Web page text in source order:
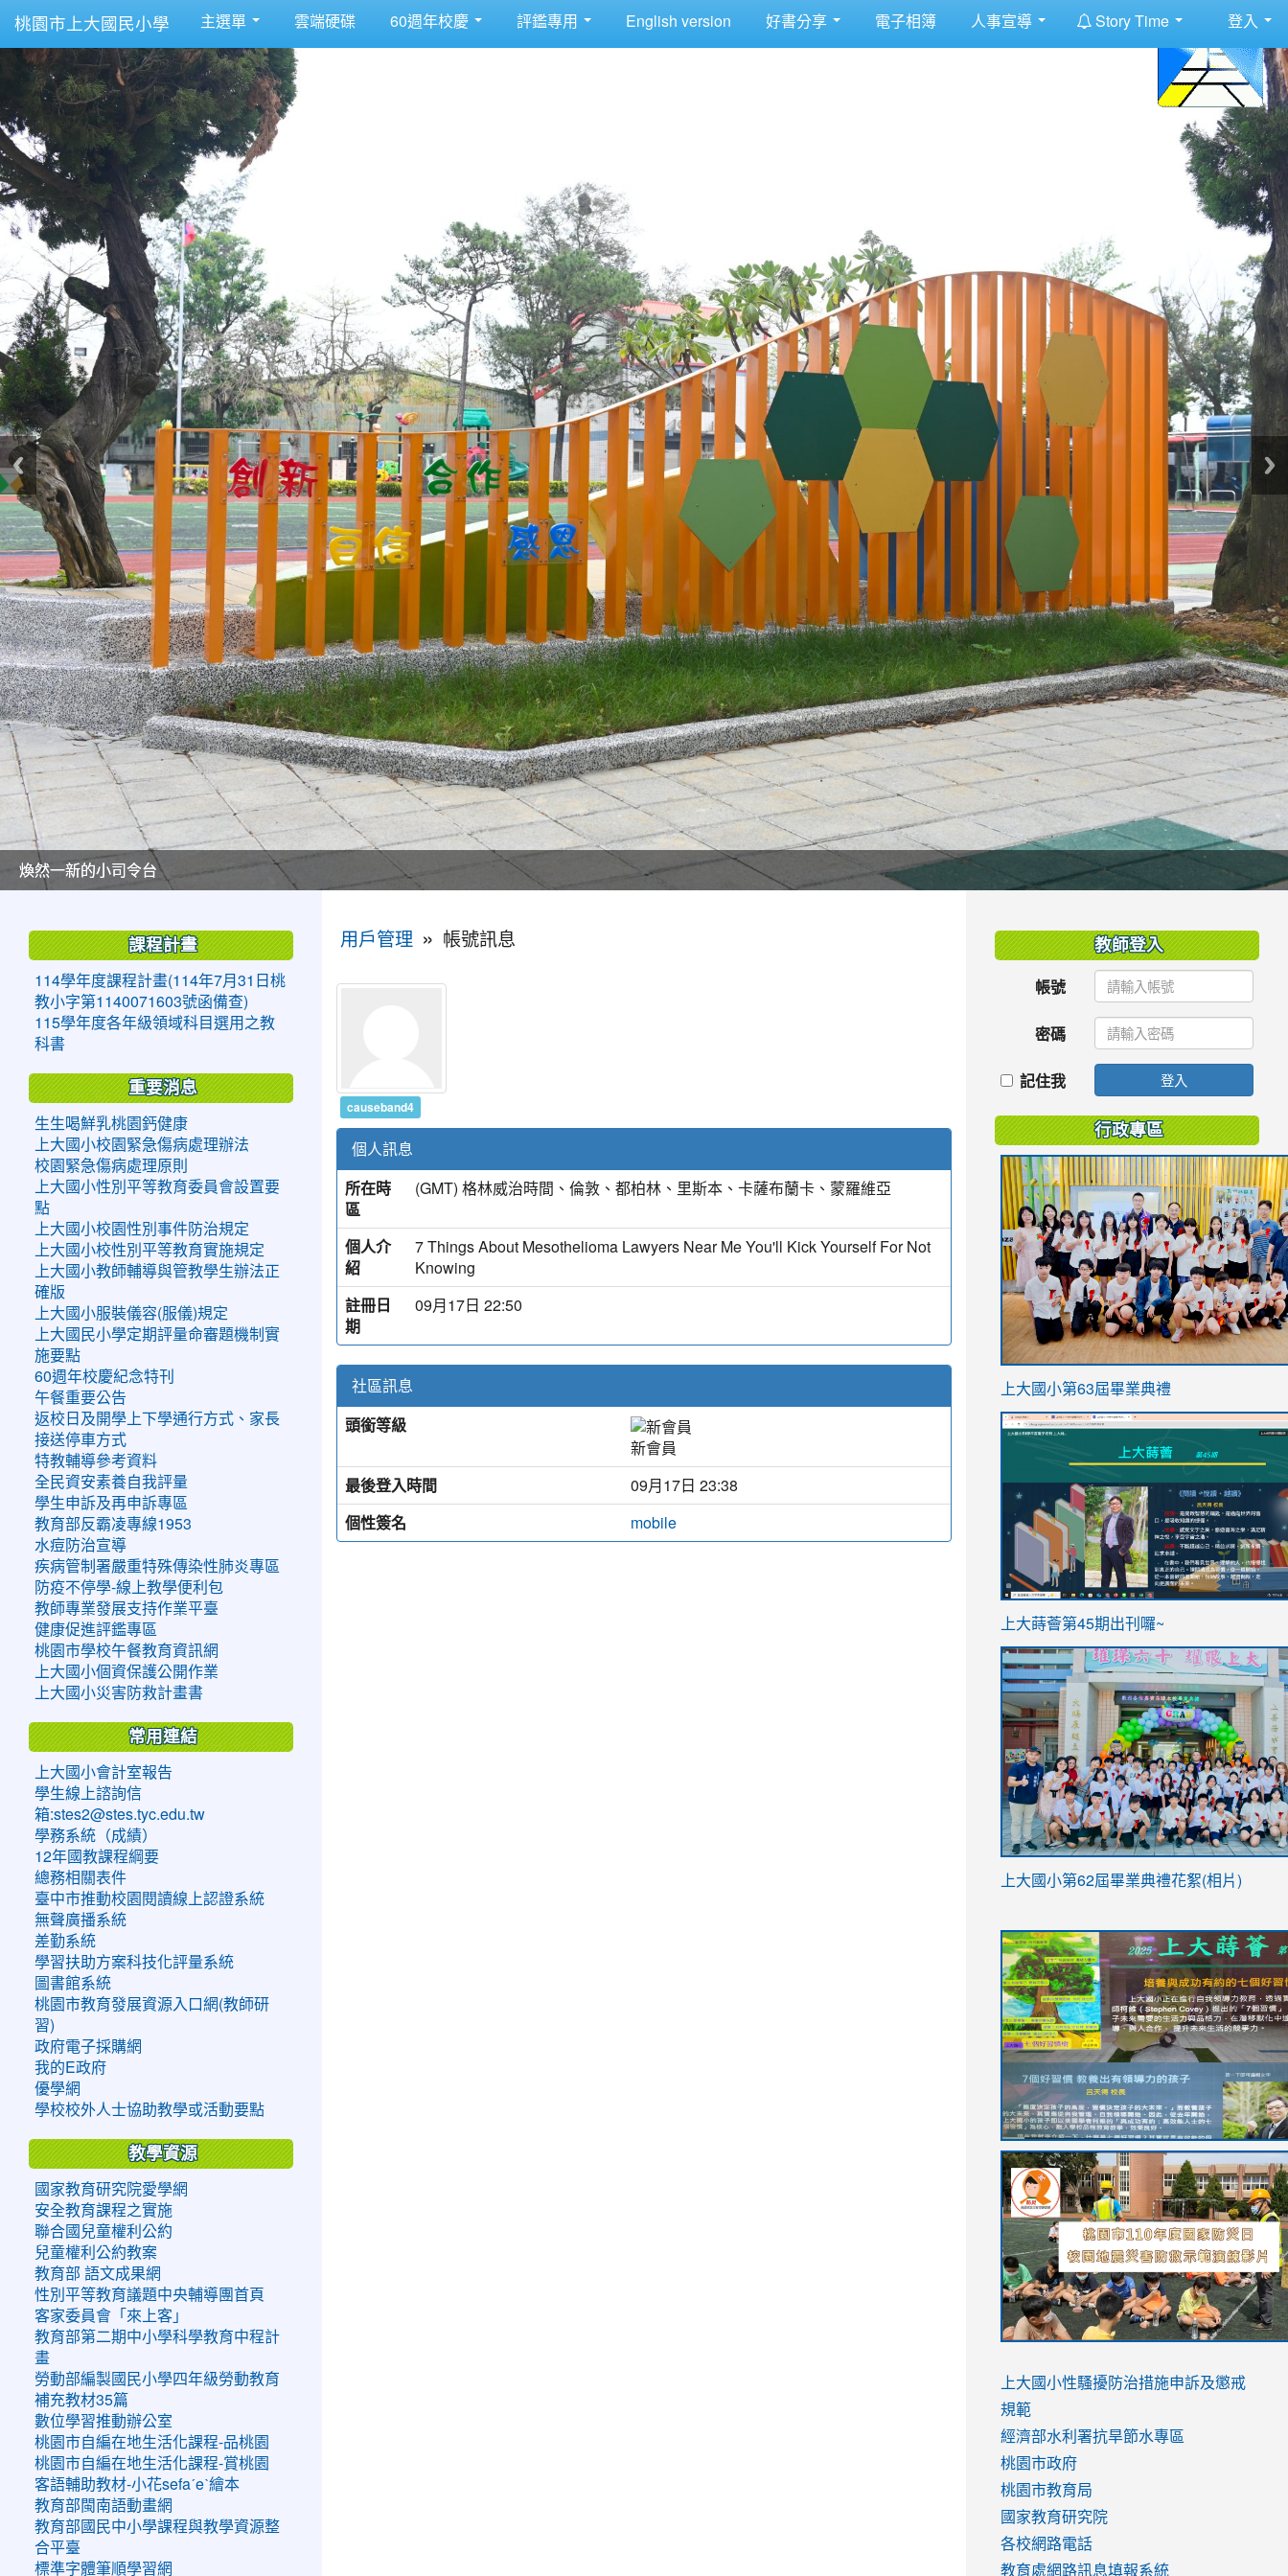
桃園市上大國民小學 主選單 雲端硬碟 60週年校慶 評鑑專用 English version 好書分享 電子相簿 人事宣導 Story Time 登入
美麗的操場是我們活力的來源
美麗的操場是我們活力的來源
煥然一新的小司令台
煥然一新的小司令台
富含桃園埤塘田園風光意象的中廊
富含桃園埤塘田園風光意象的中廊
嶄新的中庭廣場
嶄新的中庭廣場
水生池生生不息
水生池生生不息
用戶管理 » 帳號訊息
causeband4
個人訊息
所在時
區
(GMT) 格林威治時間、倫敦、都柏林、里斯本、卡薩布蘭卡、蒙羅維亞
個人介
紹
7 Things About Mesothelioma Lawyers Near Me You'll Kick Yourself For Not
Knowing
註冊日
期
09月17日 22:50
社區訊息
頭銜等級
新會員
最後登入時間
09月17日 23:38
個性簽名
mobile
課程計畫
114學年度課程計畫(114年7月31日桃
教小字第1140071603號函備查)
115學年度各年級領域科目選用之教
科書
重要消息
生生喝鮮乳桃園鈣健康
上大國小校園緊急傷病處理辦法
校園緊急傷病處理原則
上大國小性別平等教育委員會設置要
點
上大國小校園性別事件防治規定
上大國小校性別平等教育實施規定
上大國小教師輔導與管教學生辦法正
確版
上大國小服裝儀容(服儀)規定
上大國民小學定期評量命審題機制實
施要點
60週年校慶紀念特刊
午餐重要公告
返校日及開學上下學通行方式、家長
接送停車方式
特教輔導參考資料
全民資安素養自我評量
學生申訴及再申訴專區
教育部反霸凌專線1953
水痘防治宣導
疾病管制署嚴重特殊傳染性肺炎專區
防疫不停學-線上教學便利包
教師專業發展支持作業平臺
健康促進評鑑專區
桃園市學校午餐教育資訊網
上大國小個資保護公開作業
上大國小災害防救計畫書
常用連結
上大國小會計室報告
學生線上諮詢信
箱:stes2@stes.tyc.edu.tw
學務系統（成績）
12年國教課程綱要
總務相關表件
臺中市推動校園閱讀線上認證系統
無聲廣播系統
差勤系統
學習扶助方案科技化評量系統
圖書館系統
桃園市教育發展資源入口網(教師研
習)
政府電子採購網
我的E政府
優學網
學校校外人士協助教學或活動要點
教學資源
國家教育研究院愛學網
安全教育課程之實施
聯合國兒童權利公約
兒童權利公約教案
教育部 語文成果網
性別平等教育議題中央輔導團首頁
客家委員會「來上客」
教育部第二期中小學科學教育中程計
畫
勞動部編製國民小學四年級勞動教育
補充教材35篇
數位學習推動辦公室
桃園市自編在地生活化課程-品桃園
桃園市自編在地生活化課程-賞桃園
客語輔助教材-小花sefaˊeˋ繪本
教育部閩南語動畫網
教育部國民中小學課程與教學資源整
合平臺
標準字體筆順學習網
教師登入
帳號
密碼
記住我 登入
行政專區
link
https://sites.google.com/stes.tyc.edu.tw/
上大國小第63屆畢業典禮
link
ink
https://sites.google.com/stes.tyc.edu.tw/
link
https://sites.google.com/stes.tyc.edu.tw/
上大蒔薈第45期出刊囉~
link
YfDQppRvyMk686kIw6SBbssEIZ6WnT/
usp=sharing
上大國小第62屆畢業典禮花絮(相片)
to
https://drive.google.com/file/d/1I-
YfDQppRvyMk686kIw6SBbssEIZ6WnT/
usp=sharing
to
https://sites.google.com/stes.tyc.edu.tw/
link
to
https://sites.google.com/stes.tyc.edu.tw/
link
to
https://drive.google.com/file/d/
usp=sharing
link
to
https://youtu.be/jJOMVWY3-
8M
link
to
https://drive.google.com/file/d/
usp=sharing
to
https://www.youtube.com/watch?
v=hC_gdZndU9s
to
https://www.youtube.com/watch?
v=hC_gdZndU9s
link
to
https://www.youtube.com/watch?
v=mfpNykQ0g4M
上大國小性騷擾防治措施申訴及懲戒
規範
經濟部水利署抗旱節水專區
桃園市政府
桃園市教育局
國家教育研究院
各校網路電話
教育處網路訊息填報系統